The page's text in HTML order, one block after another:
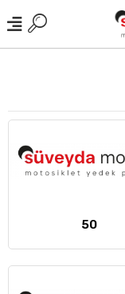
50